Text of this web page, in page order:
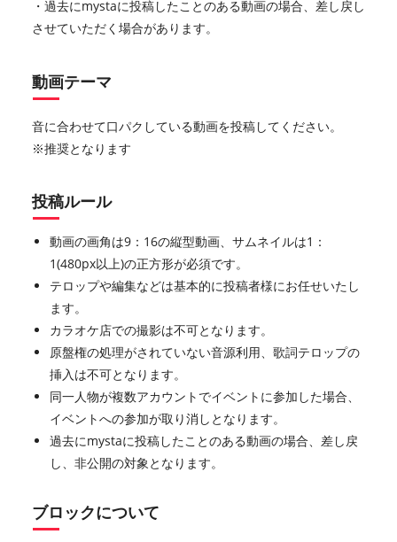
・過去にmystaに投稿したことのある動画の場合、差し戻し
させていただく場合があります。
動画テーマ
音に合わせて口パクしている動画を投稿してください。
※推奨となります
投稿ルール
動画の画角は9：16の縦型動画、サムネイルは1：
1(480px以上)の正方形が必須です。
テロップや編集などは基本的に投稿者様にお任せいたし
ます。
カラオケ店での撮影は不可となります。
原盤権の処理がされていない音源利用、歌詞テロップの
挿入は不可となります。
同一人物が複数アカウントでイベントに参加した場合、
イベントへの参加が取り消しとなります。
過去にmystaに投稿したことのある動画の場合、差し戻
し、非公開の対象となります。
ブロックについて